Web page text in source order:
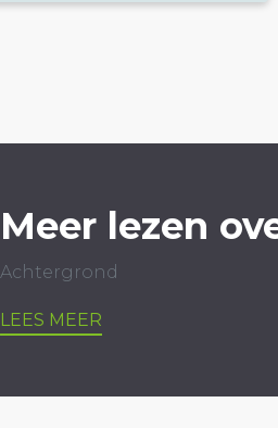
Meer lezen
Achtergrond
LEES MEER